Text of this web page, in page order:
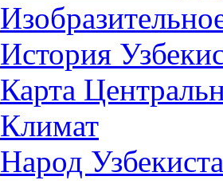
История
Карта
Климат
Народ